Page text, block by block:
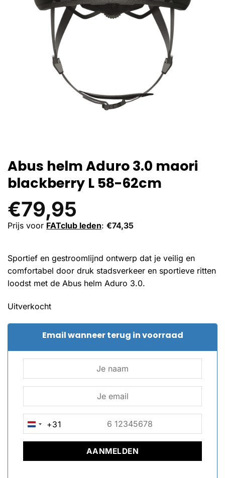
Abus helm Aduro 3.0 maori
blackberry L 58-62cm
€79,95
Prijs voor FATclub leden: €74,35
Sportief en gestroomlijnd ontwerp dat je veilig en
comfortabel door druk stadsverkeer en sportieve ritten
loodst met de Abus helm Aduro 3.0.
Uitverkocht
Email wanneer terug in voorraad
NETHERLANDS
+31
+31